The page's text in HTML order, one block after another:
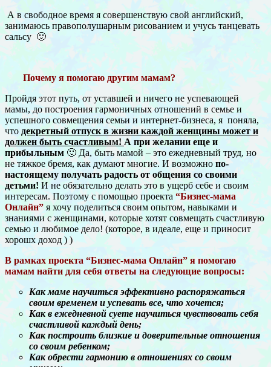
А в свободное время я совершенствую свой английский,
занимаюсь правополушарным рисованием и учусь танцевать
сальсу 🙂
Почему я помогаю другим мамам?
Пройдя этот путь, от уставшей и ничего не успевающей
мамы, до построения гармоничных отношений в семье и
успешного совмещения семьи и интернет-бизнеса, я поняла,
что декретный отпуск в жизни каждой женщины может и
должен быть счастливым! А при желании еще и
прибыльным 🙂 Да, быть мамой – это ежедневный труд, но
не тяжкое бремя, как думают многие. И возможно по-
настоящему получать радость от общения со своими
детьми! И не обязательно делать это в ущерб себе и своим
интересам. Поэтому с помощью проекта “Бизнес-мама
Онлайн” я хочу поделиться своим опытом, навыками и
знаниями с женщинами, которые хотят совмещать счастливую
семью и любимое дело! (которое, в идеале, еще и приносит
хорошх доход ) )
В рамках проекта “Бизнес-мама Онлайн” я помогаю
мамам найти для себя ответы на следующие вопросы:
Как маме научиться эффективно распоряжаться
своим временем и успевать все, что хочется;
Как в ежедневной суете научиться чувствовать себя
счастливой каждый день;
Как построить близкие и доверительные отношения
со своим ребенком;
Как обрести гармонию в отношениях со своим